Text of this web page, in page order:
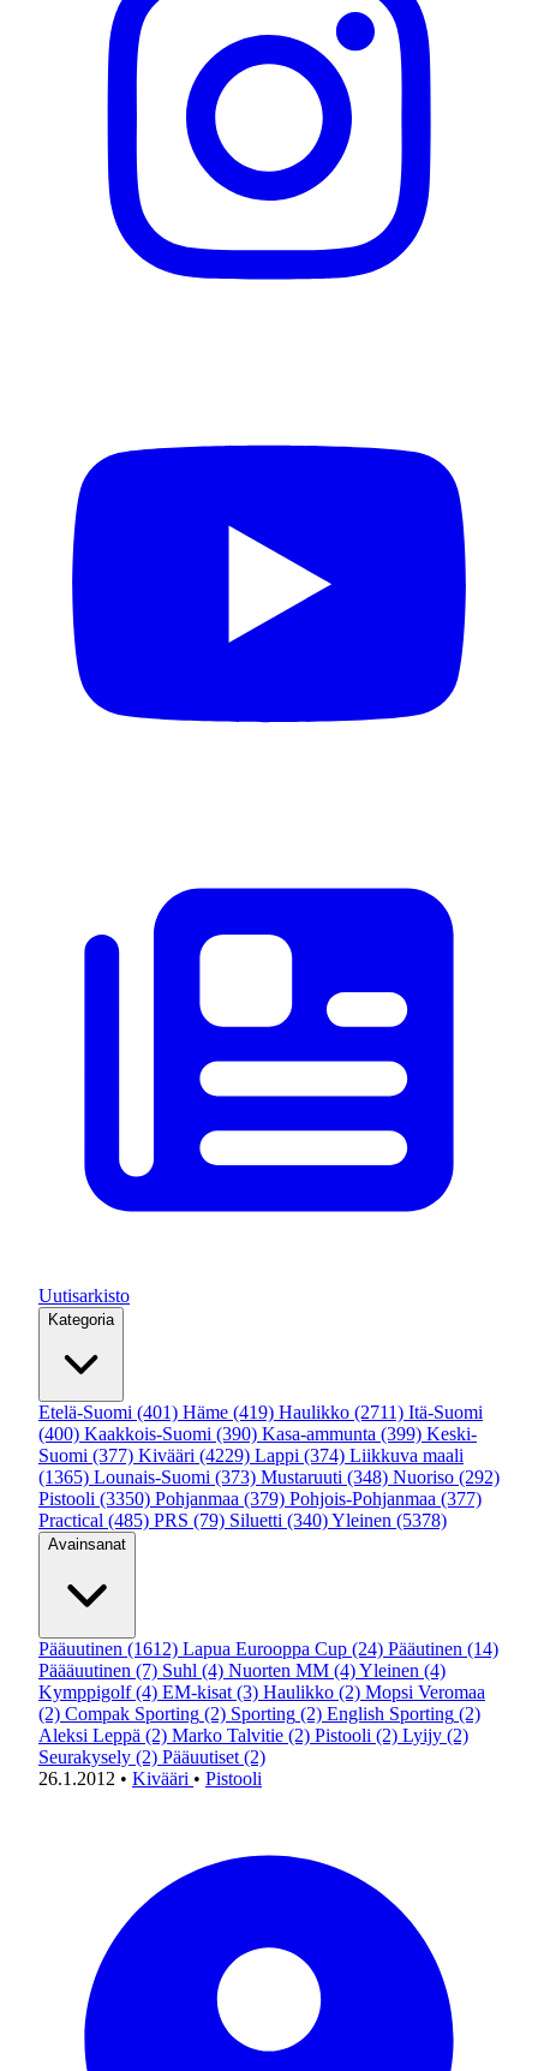
Uutisarkisto
Kategoria
Etelä-Suomi (401) Häme (419) Haulikko (2711) Itä-Suomi
(400) Kaakkois-Suomi (390) Kasa-ammunta (399) Keski-
Suomi (377) Kivääri (4229) Lappi (374) Liikkuva maali
(1365) Lounais-Suomi (373) Mustaruuti (348) Nuoriso (292)
Pistooli (3350) Pohjanmaa (379) Pohjois-Pohjanmaa (377)
Practical (485) PRS (79) Siluetti (340)Yleinen (5378)
Avainsanat
Pääuutinen (1612) Lapua Eurooppa Cup (24) Pääutinen (14)
Päääuutinen (7) Suhl (4) Nuorten MM (4)Yleinen (4)
Kymppigolf (4) EM-kisat (3) Haulikko (2) Mopsi Veromaa
(2) Compak Sporting (2) Sporting (2) English Sporting (2)
Aleksi Leppä (2) Marko Talvitie (2) Pistooli (2) Lyijy (2)
Seurakysely (2) Pääuutiset (2)
26.1.2012 • Kivääri • Pistooli